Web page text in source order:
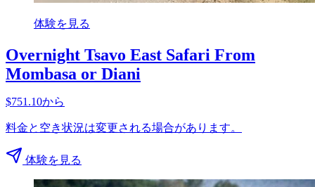
体験を見る
Overnight Tsavo East Safari From
Mombasa or Diani
$751.10から
料金と空き状況は変更される場合があります。
体験を見る